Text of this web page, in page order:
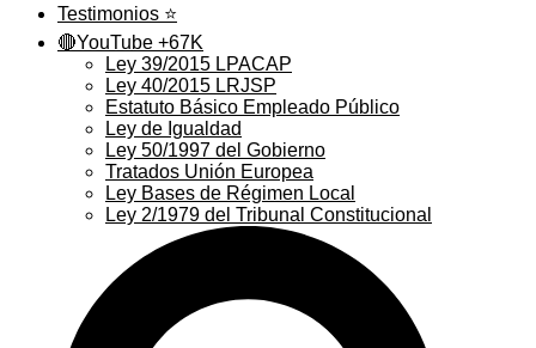
Testimonios ⭐️
🔴YouTube +67K
Ley 39/2015 LPACAP
Ley 40/2015 LRJSP
Estatuto Básico Empleado Público
Ley de Igualdad
Ley 50/1997 del Gobierno
Tratados Unión Europea
Ley Bases de Régimen Local
Ley 2/1979 del Tribunal Constitucional